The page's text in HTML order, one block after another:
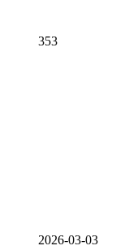
353
2026-03-03